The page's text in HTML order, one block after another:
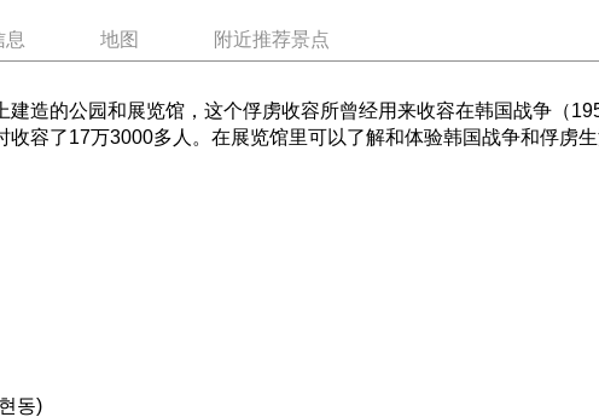
息 地图 附近推荐景点
建造的公园和展览馆，这个俘虏收容所曾经用来收容在韩国战争（
容了17万3000多人。在展览馆里可以了解和体验韩国战争和俘虏
동)